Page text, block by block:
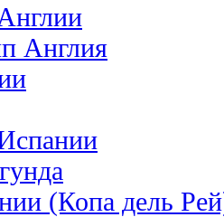
Англия
(Копа дель